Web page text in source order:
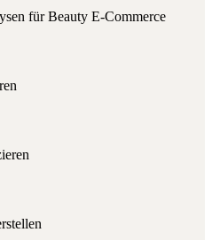
fürBeauty E-Commerce